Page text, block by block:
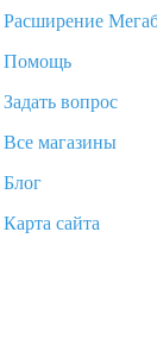
Расширение
Помощь
Задать вопрос
Все магазины
Блог
Карта сайта